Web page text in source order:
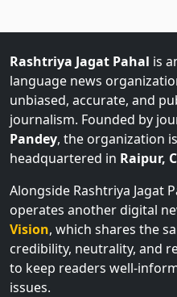
Rashtriya Jagat Pahal is
language news
unbiased, accurate, and
journalism. Founded by
Pandey, the organization
headquartered in Raipur,
Alongside Rashtriya Jagat
operates another digital
Vision, which shares the
credibility, neutrality, and
to keep readers well-
issues.